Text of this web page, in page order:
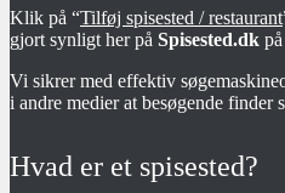
Klik på “Tilføj spisested / restaurant
gjort synligt her på Spisested.dk
Vi sikrer med effektiv
i andre medier at besøgende finder
Hvad er et spisested?